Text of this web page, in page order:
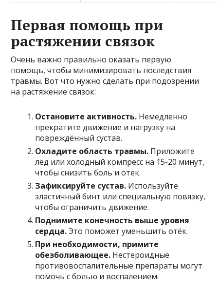
Первая помощь при
растяжении связок
Очень важно правильно оказать первую
помощь, чтобы минимизировать последствия
травмы. Вот что нужно сделать при подозрении
на растяжение связок:
Остановите активность. Немедленно
прекратите движение и нагрузку на
повреждённый сустав.
Охладите область травмы. Приложите
лёд или холодный компресс на 15-20 минут,
чтобы снизить боль и отёк.
Зафиксируйте сустав. Используйте
эластичный бинт или специальную повязку,
чтобы ограничить движение.
Поднимите конечность выше уровня
сердца.Это поможет уменьшить отёк.
При необходимости, примите
обезболивающее. Нестероидные
противовоспалительные препараты могут
помочь с болью и воспалением.